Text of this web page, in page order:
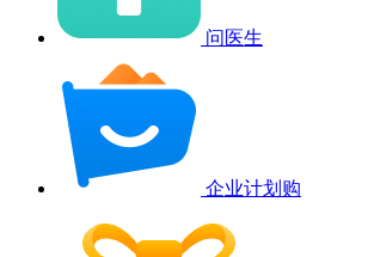
问医生
企业计划购